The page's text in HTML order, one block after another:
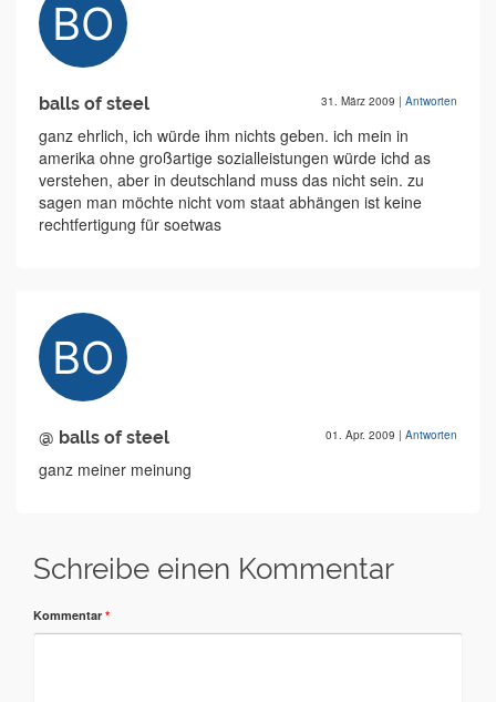
balls of steel 31. März 2009 | Antworten
ganz ehrlich, ich würde ihm nichts geben. ich mein in
amerika ohne großartige sozialleistungen würde ichd as
verstehen, aber in deutschland muss das nicht sein. zu
sagen man möchte nicht vom staat abhängen ist keine
rechtfertigung für soetwas
@ balls of steel 01. Apr. 2009 | Antworten
ganz meiner meinung
Schreibe einen Kommentar
Kommentar *